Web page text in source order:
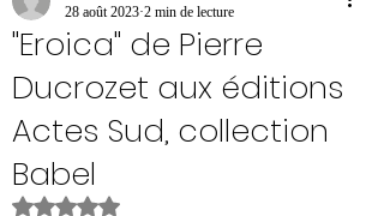
"Eroica" de Pierre
Ducrozet aux éditions
Actes Sud, collection
Babel
28 août 2023 2 min de lecture
Noté NaN étoiles sur 5.